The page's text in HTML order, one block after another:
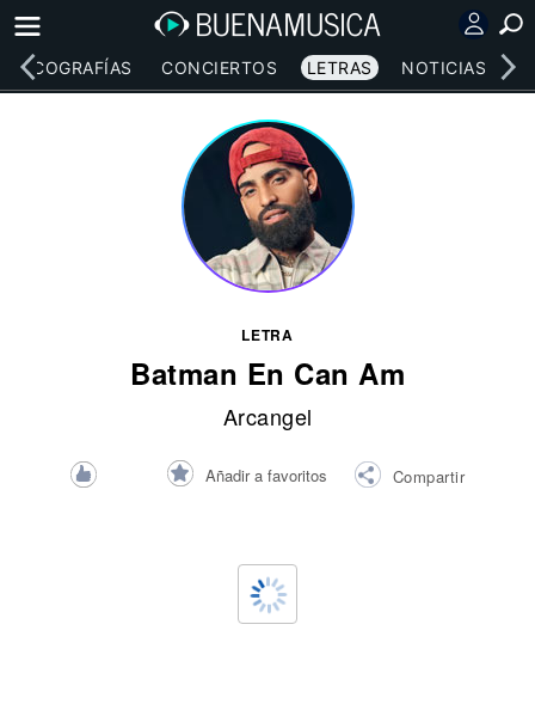
DISCOGRAFÍAS CONCIERTOS LETRAS NOTICIAS
LETRA
Batman En Can Am
Arcangel
Añadir a favoritos Compartir